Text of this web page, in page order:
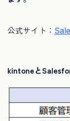
公式サイト：
kintoneと